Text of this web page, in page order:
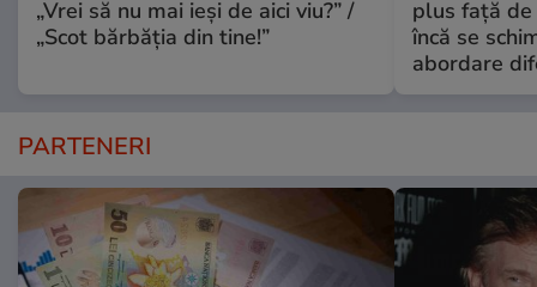
„Vrei să nu mai ieși de aici viu?” /
„Scot bărbăția din tine!”
plus față de
încă se
abordare
PARTENERI